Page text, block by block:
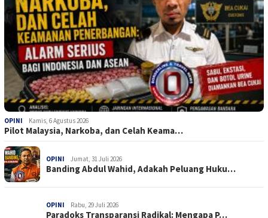
OPINI Kamis, 6 Agustus 2026
Pilot Malaysia, Narkoba, dan Celah Keama…
OPINI Jumat, 31 Juli 2026
Banding Abdul Wahid, Adakah Peluang Huku…
OPINI Rabu, 29 Juli 2026
Paradoks Transparansi Radikal: Mengapa P…